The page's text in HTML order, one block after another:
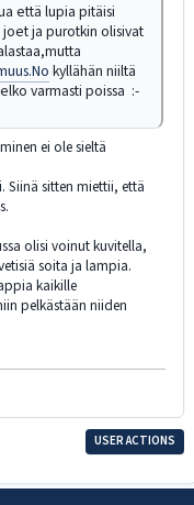
että lupia pitäisi
ja purotkin olisivat
kyllähän niiltä
varmasti poissa :-
ei ole sieltä
Siinä sitten miettii, että
olisi voinut kuvitella,
soita ja lampia.
kaikille
pelkästään niiden
USER ACTIONS